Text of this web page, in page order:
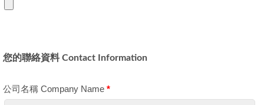
您的聯絡資料 Contact Information
公司名稱 Company Name *